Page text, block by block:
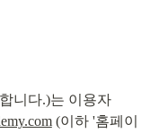
니다.)는 이용자
(이하 '홈페이